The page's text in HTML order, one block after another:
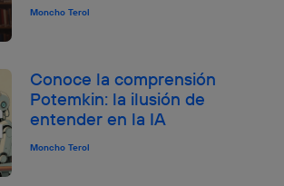
Moncho Terol
Conoce la comprensión
Potemkin: la ilusión de
entender en la IA
Moncho Terol